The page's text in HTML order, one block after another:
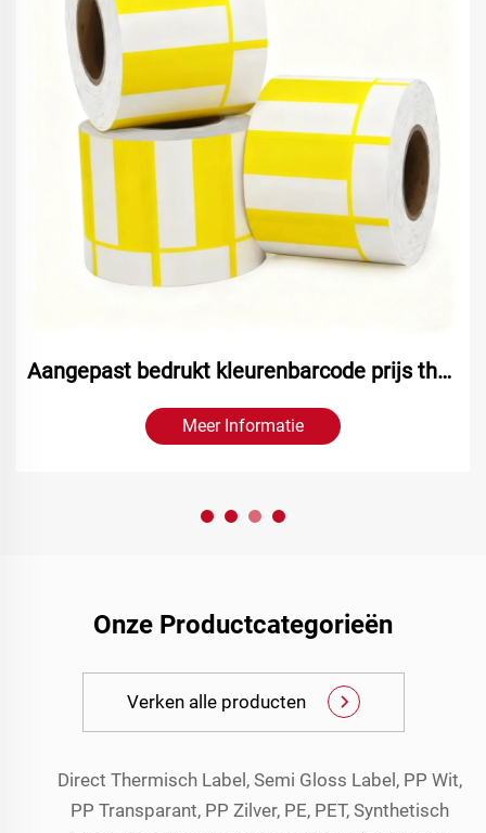
Aangepast bedrukt kleurenbarcode prijs thermolabel Prijskaartje Thermotop Kartonpapier voor Supermarkt
Meer Informatie
Onze Productcategorieën
Verken alle producten
Direct Thermisch Label, Semi Gloss Label, PP Wit,
PP Transparant, PP Zilver, PE, PET, Synthetisch